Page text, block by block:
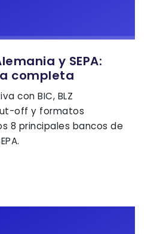
y SEPA:
completa
con BIC, BLZ
off y formatos
8 principales bancos de